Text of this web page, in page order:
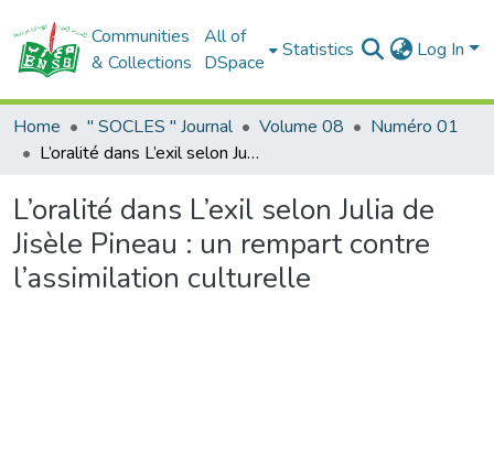
Communities
& Collections
All of
DSpace
Statistics Log In
Home " SOCLES " Journal Volume 08
Numéro 01
L’oralité dans L’exil selon Julia de Jisèle Pineau : un rempart contre l’assimilation culturelle
L’oralité dans L’exil selon Julia de
Jisèle Pineau : un rempart contre
l’assimilation culturelle